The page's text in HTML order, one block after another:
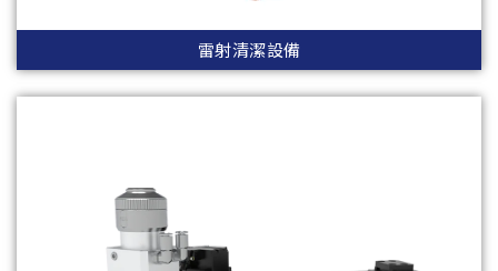
雷射清潔設備